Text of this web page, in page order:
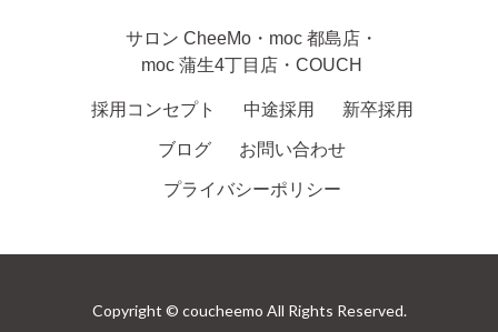
サロン CheeMo ・ moc 都島店 ・
moc 蒲生4丁目店 ・ COUCH
採用コンセプト 中途採用 新卒採用
ブログ お問い合わせ
プライバシーポリシー
Copyright © coucheemo All Rights Reserved.